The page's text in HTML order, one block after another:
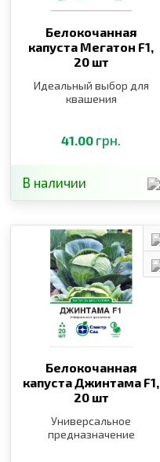
Белокочанная
капуста Мегатон F1,
20 шт
Идеальный выбор для
квашения
41.00 грн.
В наличии
Белокочанная
капуста Джинтама F1,
20 шт
Универсальное
предназначение